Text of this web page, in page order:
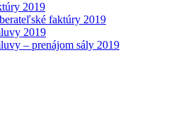
2019
faktúry 2019
2019
– prenájom sály 2019